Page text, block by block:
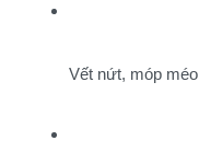
Vết nứt, móp